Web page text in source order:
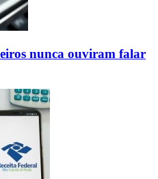
nunca ouviram falar